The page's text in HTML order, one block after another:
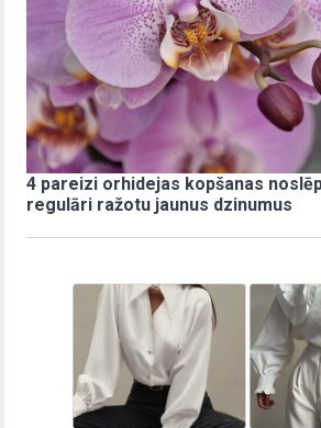
4 pareizi orhidejas kopšanas
regulāri ražotu jaunus dzinumus